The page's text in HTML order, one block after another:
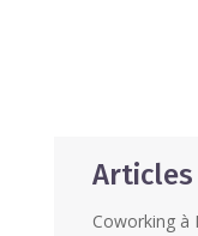
Coworking à